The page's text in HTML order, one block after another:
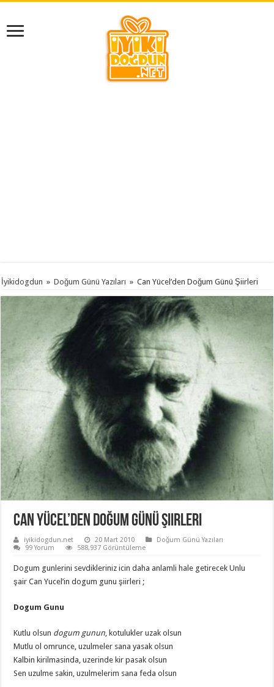
İyikidogdun » Doğum Günü Yazıları » Can Yücel’den Doğum Günü Şiirleri
Can Yücel’den Doğum Günü Şiirleri
iyikidogdun.net 20 Mart 2010
Doğum Günü Yazıları
99 Yorum
588,937 Görüntüleme
Dogum gunlerini sevdikleriniz icin daha anlamli hale getirecek Unlu
şair Can Yucel’in dogum gunu şiirleri ;
Dogum Gunu
Kutlu olsun dogum gunun, kotulukler uzak olsun
Mutlu ol omrunce, uzulmeler sana yasak olsun
Kalbin kirilmasinda, uzerinde kir pasak olsun
Sen uzulme sakin, uzulmelerim sana feda olsun